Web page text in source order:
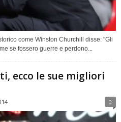
come Winston Churchill disse: "Gli
se fossero guerre e perdono...
ecco le sue migliori
0